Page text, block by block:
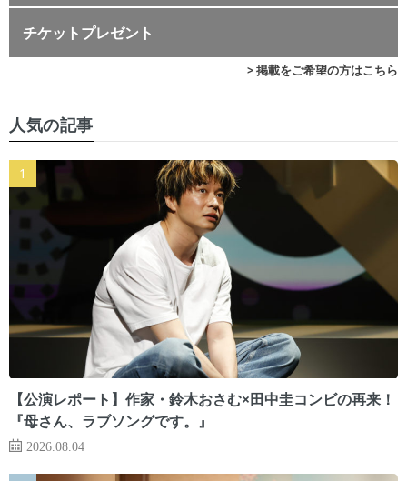
チケットプレゼント
> 掲載をご希望の方はこちら
人気の記事
【公演レポート】作家・鈴木おさむ×田中圭コンビの再来！
『母さん、ラブソングです。』
2026.08.04